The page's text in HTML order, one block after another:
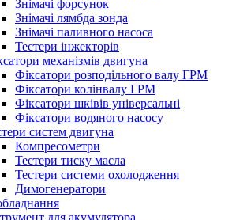
Знімачі форсунок
Знімачі лямбда зонда
Знімачі паливного насоса
Тестери інжекторів
механізмів двигуна
Фіксатори розподільного валу ГРМ
Фіксатори колінвалу ГРМ
Фіксатори шківів універсальні
Фіксатори водяного насосу
систем двигуна
Компресометри
Тестери тиску масла
Тестери системи охолодження
Димогенератори
для акумулятора